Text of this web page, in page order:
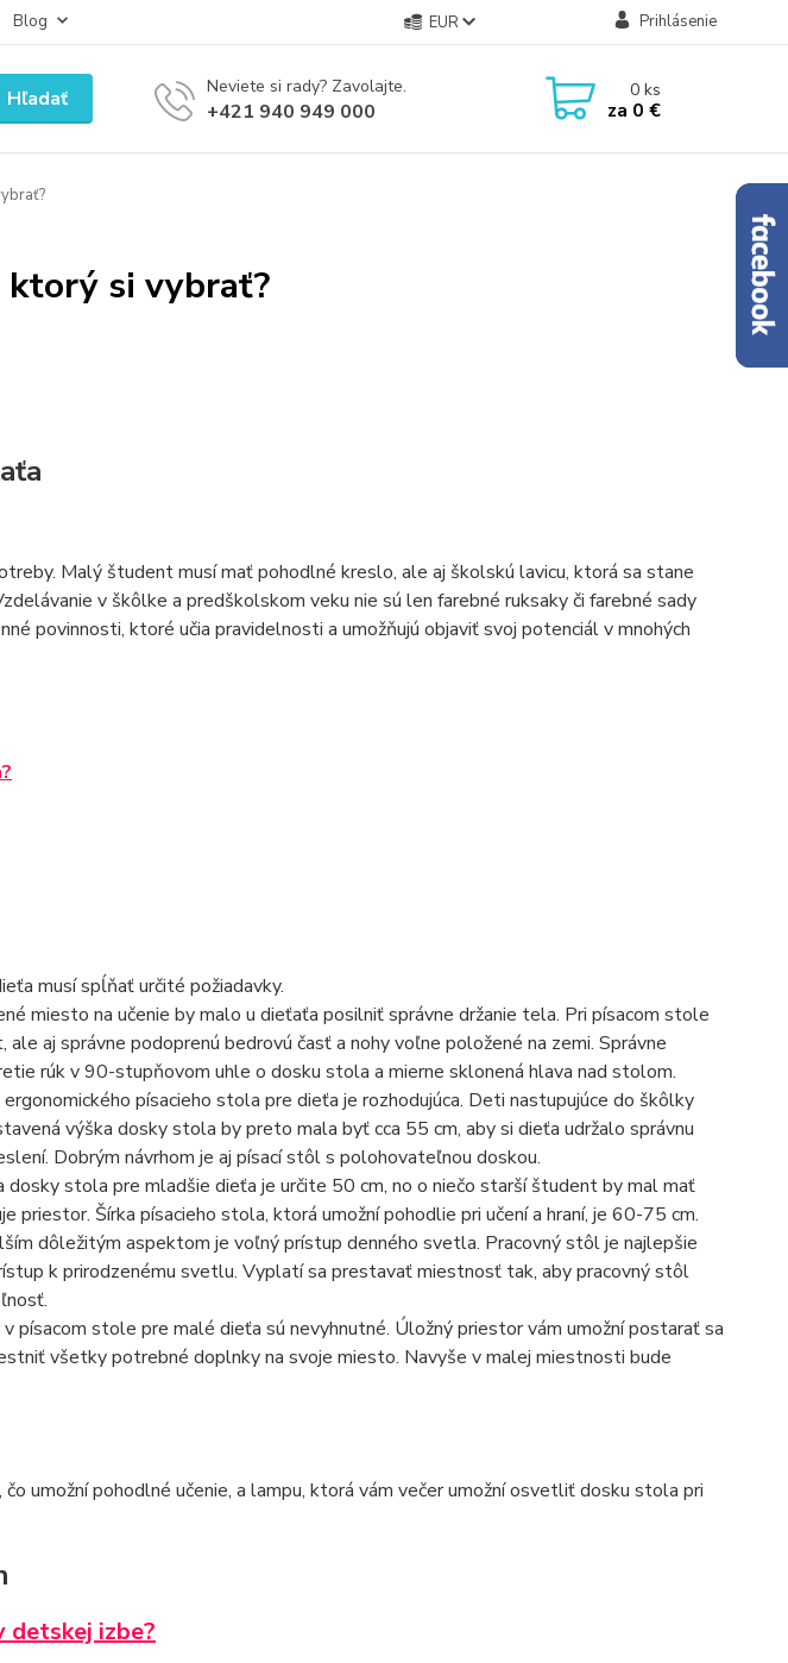
Blog EUR Prihlásenie
Hľadať Neviete si rady? Zavolajte.
+421 940 949 000
0ks
za 0 €
ktorý si vybrať?
Malý študent musí mať pohodlné kreslo, ale aj školskú lavicu, ktorá sa stane
v škôlke a predškolskom veku nie sú len farebné ruksaky či farebné sady
povinnosti, ktoré učia pravidelnosti a umožňujú objaviť svoj potenciál v mnohých
musí spĺňať určité požiadavky.
miesto na učenie by malo u dieťaťa posilniť správne držanie tela. Pri písacom stole
aj správne podoprenú bedrovú časť a nohy voľne položené na zemi. Správne
rúk v 90-stupňovom uhle o dosku stola a mierne sklonená hlava nad stolom.
písacieho stola pre dieťa je rozhodujúca. Deti nastupujúce do škôlky
výška dosky stola by preto mala byť cca 55 cm, aby si dieťa udržalo správnu
Dobrým návrhom je aj písací stôl s polohovateľnou doskou.
dosky stola pre mladšie dieťa je určite 50 cm, no o niečo starší študent by mal mať
priestor. Šírka písacieho stola, ktorá umožní pohodlie pri učení a hraní, je 60-75 cm.
dôležitým aspektom je voľný prístup denného svetla. Pracovný stôl je najlepšie
k prirodzenému svetlu. Vyplatí sa prestavať miestnosť tak, aby pracovný stôl
písacom stole pre malé dieťa sú nevyhnutné. Úložný priestor vám umožní postarať sa
všetky potrebné doplnky na svoje miesto. Navyše v malej miestnosti bude
umožní pohodlné učenie, a lampu, ktorá vám večer umožní osvetliť dosku stola pri
detskej izbe?